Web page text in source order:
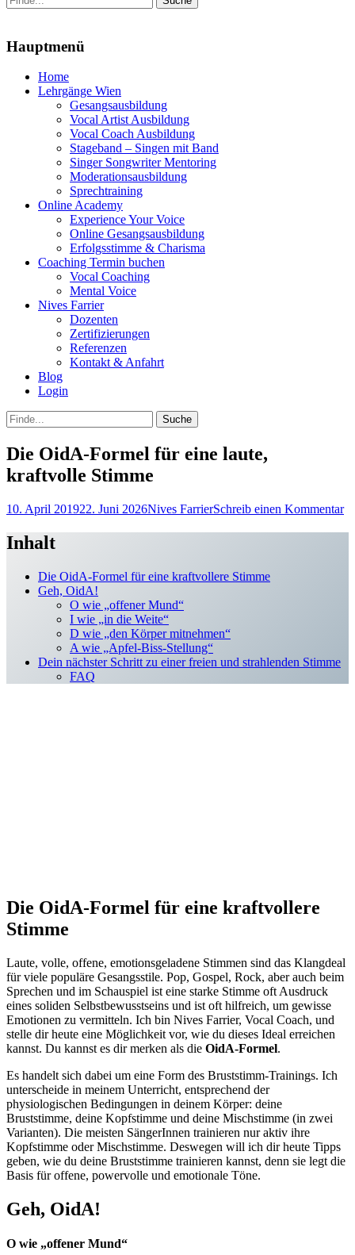
nach:
Hauptmenü
Zum
Inhalt
Home
Lehrgänge Wien
Gesangsausbildung
Vocal Artist Ausbildung
Vocal Coach Ausbildung
Stageband – Singen mit Band
Singer Songwriter Mentoring
Moderationsausbildung
Sprechtraining
Online Academy
Experience Your Voice
Online Gesangsausbildung
Erfolgsstimme & Charisma
Coaching Termin buchen
Vocal Coaching
Mental Voice
Nives Farrier
Dozenten
Zertifizierungen
Referenzen
Kontakt & Anfahrt
Blog
Login
bei
der
Suche
Suche
nach:
Die OidA-Formel für eine laute,
kraftvolle Stimme
Posted
10. April 201922. Juni 2026Autor
Nives FarrierSchreib einen Kommentar
Inhalt
Die OidA-Formel für eine kraftvollere Stimme
Geh, OidA!
O wie „offener Mund“
I wie „in die Weite“
D wie „den Körper mitnehmen“
A wie „Apfel-Biss-Stellung“
Dein nächster Schritt zu einer freien und strahlenden Stimme
FAQ
Die OidA-Formel für eine kraftvollere
Stimme
Laute, volle, offene, emotionsgeladene Stimmen sind das Klangdeal
für viele populäre Gesangsstile. Pop, Gospel, Rock, aber auch beim
Sprechen und im Schauspiel ist eine starke Stimme oft Ausdruck
eines soliden Selbstbewusstseins und ist oft hilfreich, um gewisse
Emotionen zu vermitteln. Ich bin Nives Farrier, Vocal Coach, und
stelle dir heute eine Möglichkeit vor, wie du dieses Ideal erreichen
kannst. Du kannst es dir merken als die OidA-Formel.
Es handelt sich dabei um eine Form des Bruststimm-Trainings. Ich
unterscheide in meinem Unterricht, entsprechend der
physiologischen Bedingungen in deinem Körper: deine
Bruststimme, deine Kopfstimme und deine Mischstimme (in zwei
Varianten). Die meisten SängerInnen trainieren nur aktiv ihre
Kopfstimme oder Mischstimme. Deswegen will ich dir heute Tipps
geben, wie du deine Bruststimme trainieren kannst, denn sie legt die
Basis für offene, powervolle und emotionale Töne.
Geh, OidA!
O wie „offener Mund“